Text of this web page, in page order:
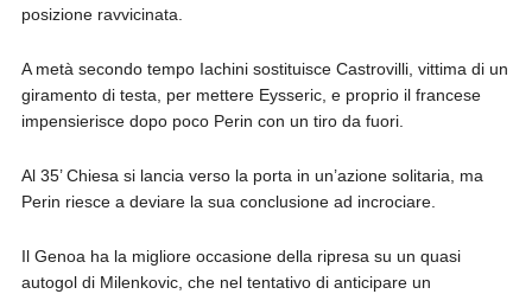
posizione ravvicinata.
A metà secondo tempo Iachini sostituisce Castrovilli, vittima di un
giramento di testa, per mettere Eysseric, e proprio il francese
impensierisce dopo poco Perin con un tiro da fuori.
Al 35’ Chiesa si lancia verso la porta in un’azione solitaria, ma
Perin riesce a deviare la sua conclusione ad incrociare.
Il Genoa ha la migliore occasione della ripresa su un quasi
autogol di Milenkovic, che nel tentativo di anticipare un